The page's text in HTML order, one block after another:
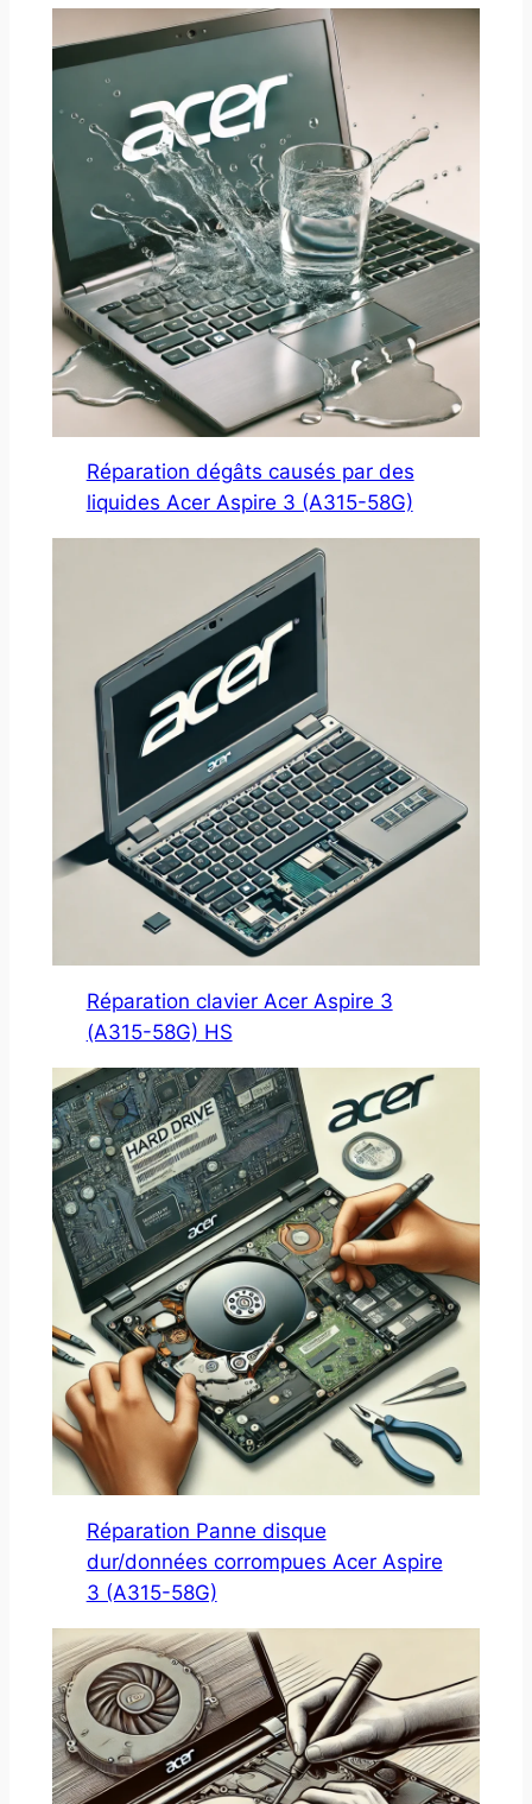
Réparation dégâts causés par des
liquides Acer Aspire 3 (A315-58G)
Réparation clavier Acer Aspire 3
(A315-58G) HS
Réparation Panne disque
dur/données corrompues Acer Aspire
3 (A315-58G)